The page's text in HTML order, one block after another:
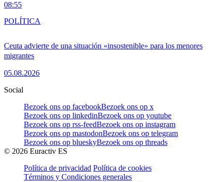
08:55
Ceuta advierte de una situación «insostenible» para los menores
migrantes
05.08.2026
POLÍTICA
Social
Bezoek ons op facebookBezoek ons op x
Bezoek ons op linkedinBezoek ons op youtube
Bezoek ons op rss-feedBezoek ons op instagram
Bezoek ons op mastodonBezoek ons op telegram
Bezoek ons op blueskyBezoek ons op threads
© 2026 Euractiv ES
Política de privacidad Política de cookies
Términos y Condiciones generales